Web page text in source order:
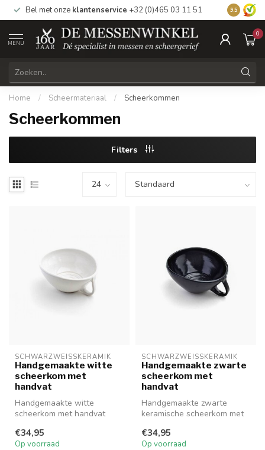
Bel met onze klantenservice +32 (0)465 03 11 51 Bezoek
9.5
MENU
0
Home / Scheermateriaal / Scheerkommen
Scheerkommen
Filters
SCHWARZWEISSKERAMIK
Handgemaakte witte
scheerkom met
handvat
Handgemaakte witte
scheerkom met handvat
€34,95
Op voorraad
SCHWARZWEISSKERAMIK
Handgemaakte zwarte
scheerkom met
handvat
Handgemaakte zwarte
keramische scheerkom met
€34,95
Op voorraad